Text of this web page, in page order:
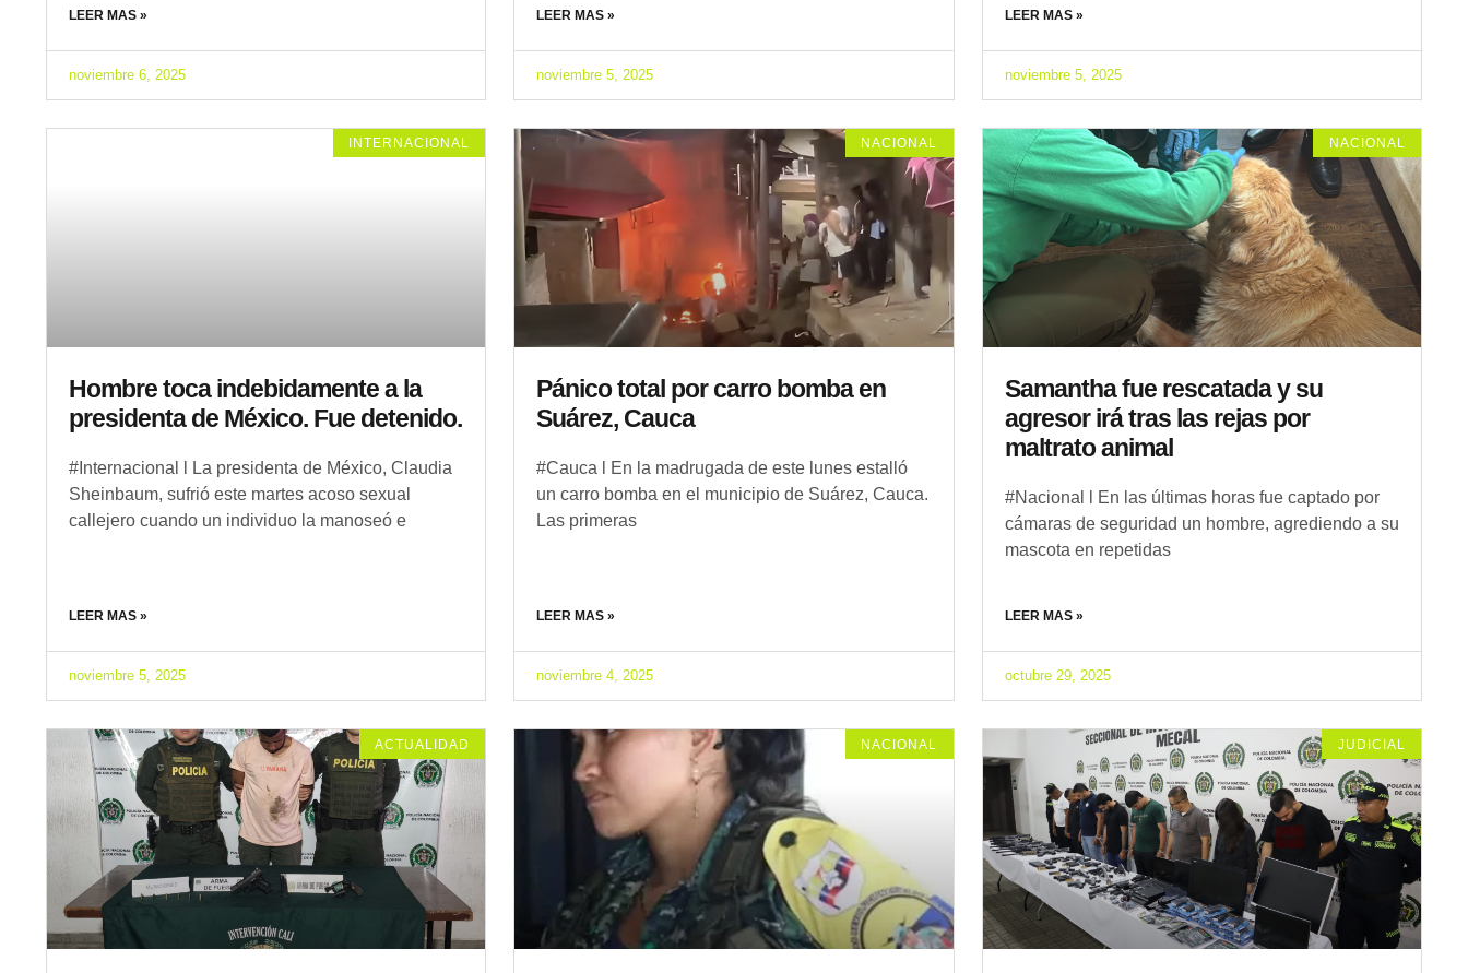
LEER MAS »
noviembre 6, 2025
LEER MAS »
noviembre 5, 2025
LEER MAS »
noviembre 5, 2025
INTERNACIONAL
Hombre toca indebidamente a la
presidenta de México. Fue detenido.
#Internacional l La presidenta de México, Claudia
Sheinbaum, sufrió este martes acoso sexual
callejero cuando un individuo la manoseó e
LEER MAS »
noviembre 5, 2025
NACIONAL
Pánico total por carro bomba en
Suárez, Cauca
#Cauca l En la madrugada de este lunes estalló
un carro bomba en el municipio de Suárez, Cauca.
Las primeras
LEER MAS »
noviembre 4, 2025
NACIONAL
Samantha fue rescatada y su
agresor irá tras las rejas por
maltrato animal
#Nacional l En las últimas horas fue captado por
cámaras de seguridad un hombre, agrediendo a su
mascota en repetidas
LEER MAS »
octubre 29, 2025
ACTUALIDAD NACIONAL JUDICIAL